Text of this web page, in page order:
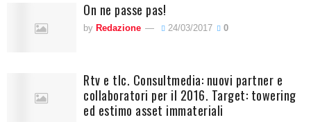
On ne passe pas!
by Redazione 24/03/2017 0
Rtv e tlc. Consultmedia: nuovi partner e
collaboratori per il 2016. Target: towering
ed estimo asset immateriali